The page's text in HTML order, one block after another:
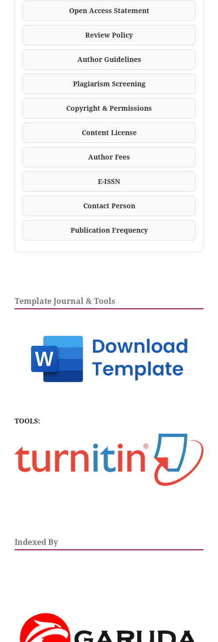
Open Access Statement
Review Policy
Author Guidelines
Plagiarism Screening
Copyright & Permissions
Content License
Author Fees
E-ISSN
Contact Person
Publication Frequency
Template Journal & Tools
TOOLS:
Indexed By